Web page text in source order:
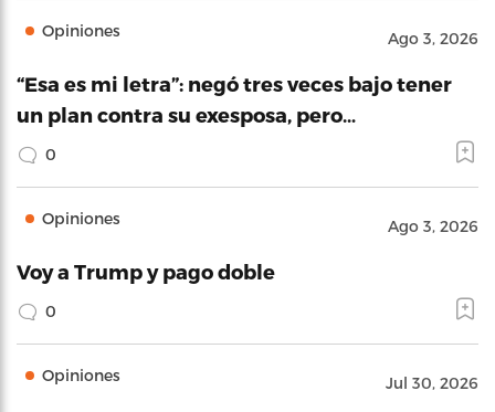
Opiniones Ago 3, 2026
“Esa es mi letra”: negó tres veces bajo tener
un plan contra su exesposa, pero…
0
Opiniones Ago 3, 2026
Voy a Trump y pago doble
0
Opiniones Jul 30, 2026